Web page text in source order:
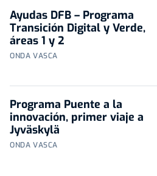
Ayudas DFB – Programa
Transición Digital y Verde,
áreas 1 y 2
ONDA VASCA
Programa Puente a la
innovación, primer viaje a
Jyväskylä
ONDA VASCA